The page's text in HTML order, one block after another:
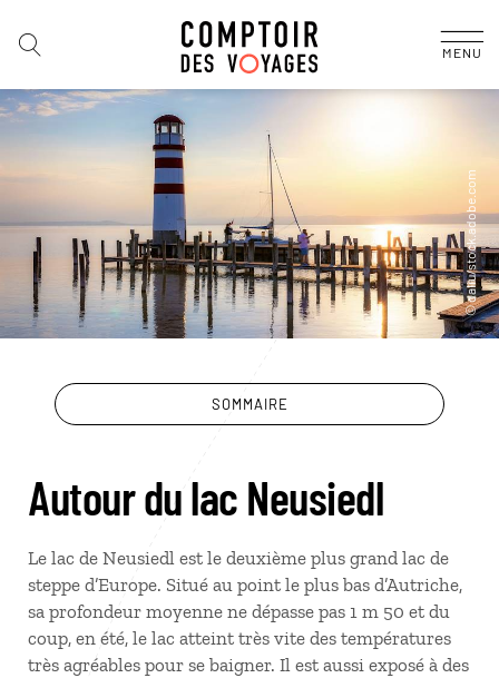
MENU
SOMMAIRE
Autour du lac Neusiedl
Le lac de Neusiedl est le deuxième plus grand lac de
steppe d’Europe. Situé au point le plus bas d’Autriche,
sa profondeur moyenne ne dépasse pas 1 m 50 et du
coup, en été, le lac atteint très vite des températures
très agréables pour se baigner. Il est aussi exposé à des